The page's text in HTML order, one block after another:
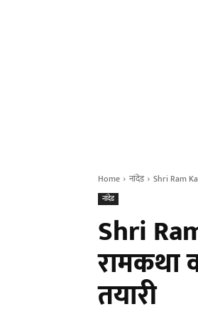
Home नांदेड Shri Ram
नांदेड
Shri
रामकथा
तयारी